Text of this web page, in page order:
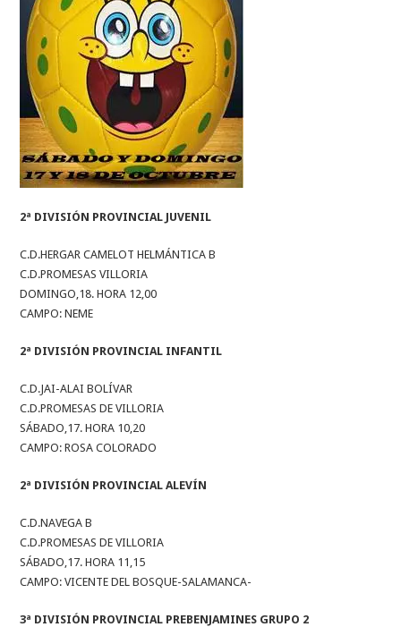
2ª DIVISIÓN PROVINCIAL JUVENIL
C.D.HERGAR CAMELOT HELMÁNTICA B
C.D.PROMESAS VILLORIA
DOMINGO,18. HORA 12,00
CAMPO: NEME
2ª DIVISIÓN PROVINCIAL INFANTIL
C.D.JAI-ALAI BOLÍVAR
C.D.PROMESAS DE VILLORIA
SÁBADO,17. HORA 10,20
CAMPO: ROSA COLORADO
2ª DIVISIÓN PROVINCIAL ALEVÍN
C.D.NAVEGA B
C.D.PROMESAS DE VILLORIA
SÁBADO,17. HORA 11,15
CAMPO: VICENTE DEL BOSQUE-SALAMANCA-
3ª DIVISIÓN PROVINCIAL PREBENJAMINES GRUPO 2